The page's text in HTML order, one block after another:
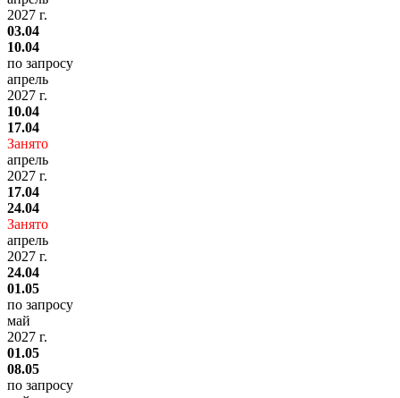
2027 г.
03.04
10.04
по запросу
апрель
2027 г.
10.04
17.04
Занято
апрель
2027 г.
17.04
24.04
Занято
апрель
2027 г.
24.04
01.05
по запросу
май
2027 г.
01.05
08.05
по запросу